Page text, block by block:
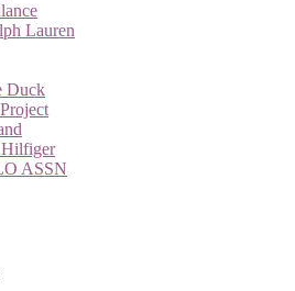
Lauren
Duck
ASSN